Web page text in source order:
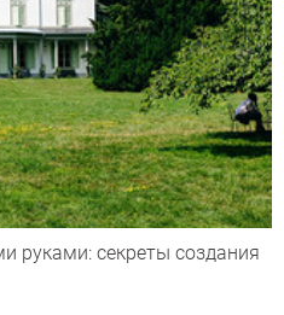
руками: секреты создания